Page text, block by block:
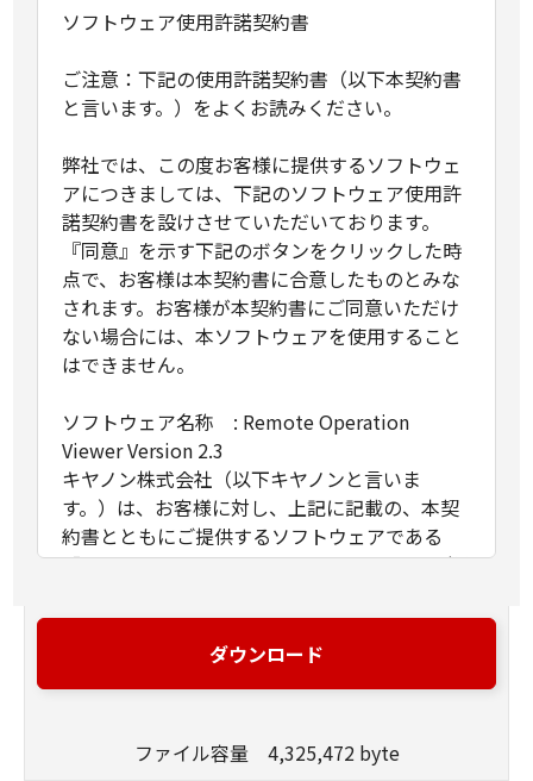
ソフトウェア使用許諾契約書
ご注意：下記の使用許諾契約書（以下本契約書
と言います。）をよくお読みください。
弊社では、この度お客様に提供するソフトウェ
アにつきましては、下記のソフトウェア使用許
諾契約書を設けさせていただいております。
『同意』を示す下記のボタンをクリックした時
点で、お客様は本契約書に合意したものとみな
されます。お客様が本契約書にご同意いただけ
ない場合には、本ソフトウェアを使用すること
はできません。
ソフトウェア名称 : Remote Operation
Viewer Version 2.3
キヤノン株式会社（以下キヤノンと言いま
す。）は、お客様に対し、上記に記載の、本契
約書とともにご提供するソフトウェアである
「Remote Operation Viewer Version 2.3」（以
占的使用権を下記条項に基づき許諾し、お客様
も下記条項にご同意いただくものとします。
業務処理に必要な範囲において、複数のコンピ
ダウンロード
ファイル容量 4,325,472 byte